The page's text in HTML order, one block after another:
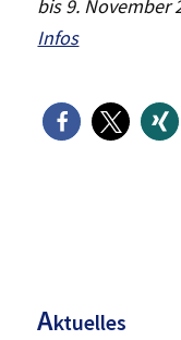
bis 9. November
Infos
Aktuelles